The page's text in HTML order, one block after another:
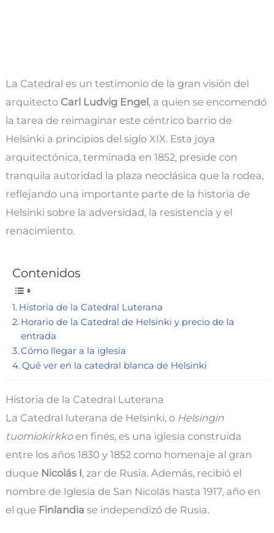
La Catedral es un testimonio de la gran visión del
arquitecto Carl Ludvig Engel, a quien se encomendó
la tarea de reimaginar este céntrico barrio de
Helsinki a principios del siglo XIX. Esta joya
arquitectónica, terminada en 1852, preside con
tranquila autoridad la plaza neoclásica que la rodea,
reflejando una importante parte de la historia de
Helsinki sobre la adversidad, la resistencia y el
renacimiento.
Contenidos
Historia de la Catedral Luterana
Horario de la Catedral de Helsinki y precio de la
entrada
Cómo llegar a la iglesia
Qué ver en la catedral blanca de Helsinki
Historia de la Catedral Luterana
La Catedral luterana de Helsinki, o Helsingin
tuomiokirkkoen finés, es una iglesia construida
entre los años 1830 y 1852 como homenaje al gran
duque Nicolás I, zar de Rusia. Además, recibió el
nombre de Iglesia de San Nicolás hasta 1917, año en
el que Finlandia se independizó de Rusia.